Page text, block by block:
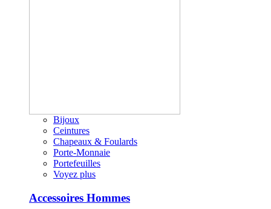
Bijoux
Ceintures
Chapeaux & Foulards
Porte-Monnaie
Portefeuilles
Voyez plus
Accessoires Hommes